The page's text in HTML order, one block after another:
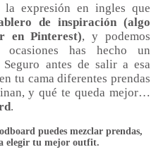
la expresión en ingles que
de inspiración (algo
en Pinterest), y podemos
has hecho un
antes de salir a esa
tu cama diferentes prendas
y qué te queda mejor…
.
puedes mezclar prendas,
elegir tu mejor outfit.